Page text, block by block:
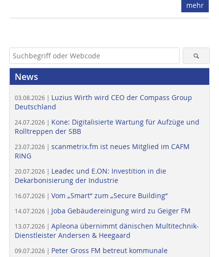
mehr
News
03.08.2026 | Luzius Wirth wird CEO der Compass Group
Deutschland
24.07.2026 | Kone: Digitalisierte Wartung für Aufzüge und
Rolltreppen der SBB
23.07.2026 | scanmetrix.fm ist neues Mitglied im CAFM
RING
20.07.2026 | Leadec und E.ON: Investition in die
Dekarbonisierung der Industrie
16.07.2026 | Vom „Smart“ zum „Secure Building“
14.07.2026 | Joba Gebäudereinigung wird zu Geiger FM
13.07.2026 | Apleona übernimmt dänischen Multitechnik-
Dienstleister Andersen & Heegaard
09.07.2026 | Peter Gross FM betreut kommunale